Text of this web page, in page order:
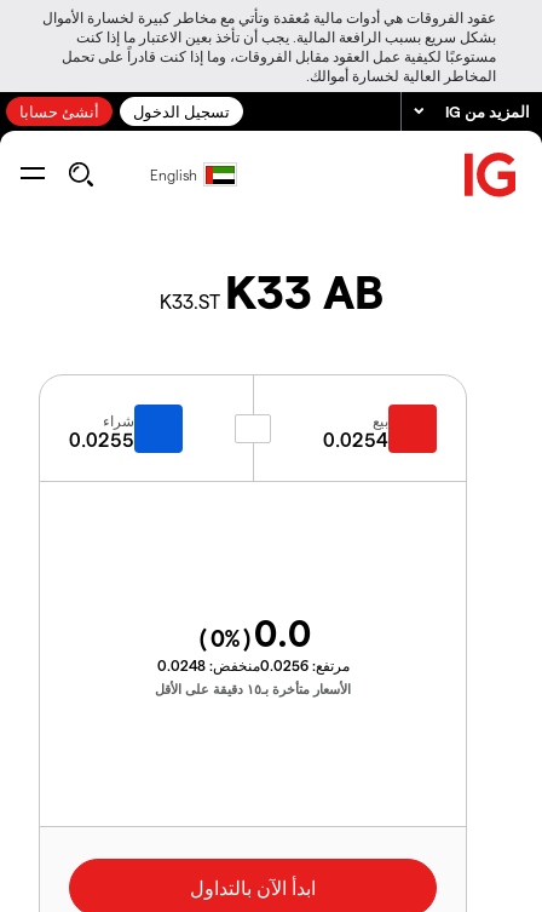
عقود الفروقات هي أدوات مالية مُعقدة وتأتي مع مخاطر كبيرة لخسارة الأموال
بشكل سريع بسبب الرافعة المالية. يجب أن تأخذ بعين الاعتبار ما إذا كنت
مستوعبًا لكيفية عمل العقود مقابل الفروقات، وما إذا كنت قادراً على تحمل
المخاطر العالية لخسارة أموالك.
المزيد من IG تسجيل الدخول أنشئ حسابا
English
K33 AB
K33.ST
بيع
0.0254
شراء
0.0255
0.0
(
0%)
مرتفع:0.0256منخفض:0.0248
الأسعار متأخرة بـ١٥ دقيقة على الأقل